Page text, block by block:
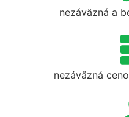
nezáväzná a
nezáväzná